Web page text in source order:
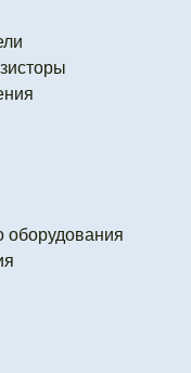
оборудования